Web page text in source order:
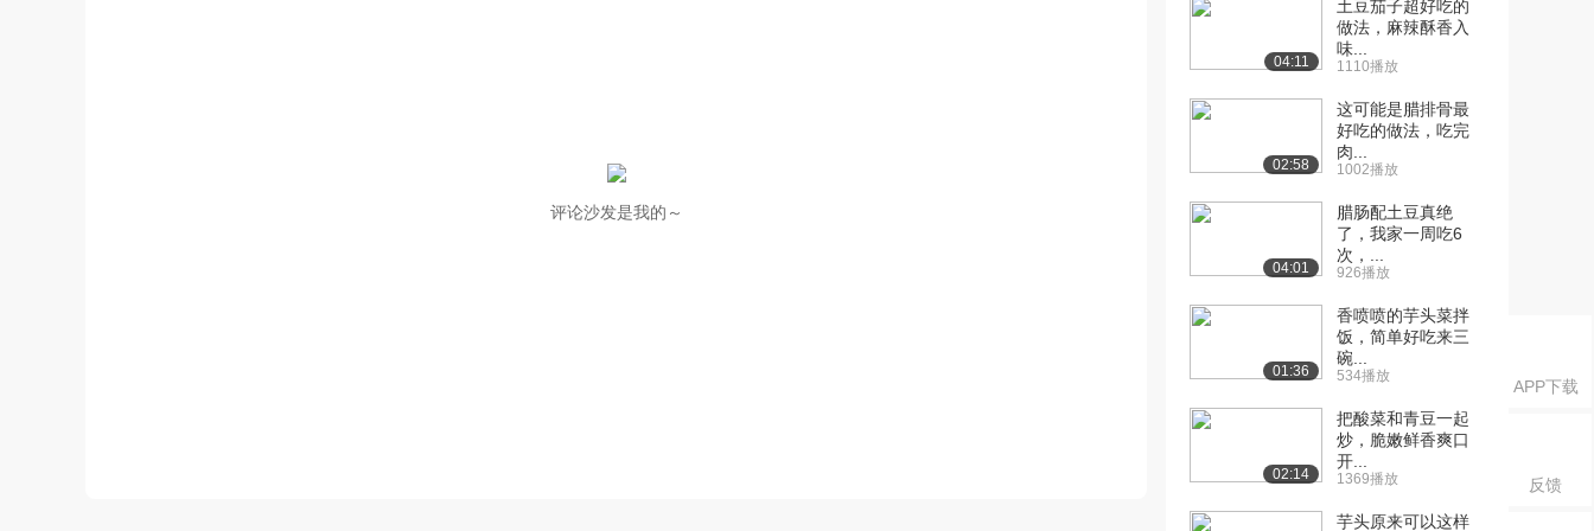
APP下载
反馈
评论沙发是我的～
04:11
土豆茄子超好吃的
做法，麻辣酥香入
味...
1110播放
02:58
这可能是腊排骨最
好吃的做法，吃完
肉...
1002播放
04:01
腊肠配土豆真绝
了，我家一周吃6
次，...
926播放
01:36
香喷喷的芋头菜拌
饭，简单好吃来三
碗...
534播放
02:14
把酸菜和青豆一起
炒，脆嫩鲜香爽口
开...
1369播放
芋头原来可以这样